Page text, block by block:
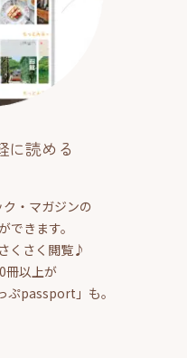
に読める
・マガジンの
できます。
くさく閲覧♪
冊以上が
ぷpassport」も。